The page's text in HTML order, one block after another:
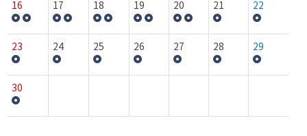
16 17 18 19 20 21 22
23 24 25 26 27 28 29
30